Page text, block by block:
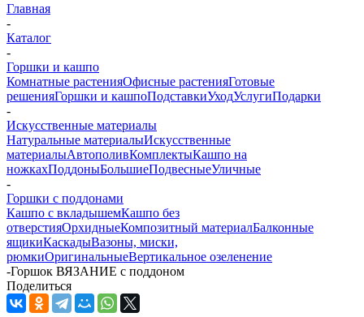
Главная
-
Каталог
-
Горшки и кашпо
Комнатные растенияОфисные растенияГотовые
решенияГоршки и кашпоПодставкиУходУслугиПодарки
-
Искусственные материалы
Натуральные материалыИскусственные
материалыАвтополивКомплектыКашпо на
ножкахПоддоныБольшиеПодвесныеУличные
-
Горшки с поддонами
Кашпо с вкладышемКашпо без
отверстияОрхидныеКомпозитный материалБалконные
ящикиКаскадыВазоны, миски,
рюмкиОригинальныеВертикальное озеленение
-Горшок ВЯЗАНИЕ с поддоном
Поделиться